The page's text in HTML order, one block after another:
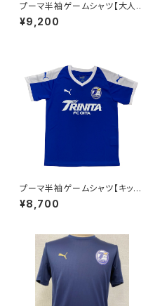
プーマ半袖ゲームシャツ【大人S
～4XL】※受注生産（納期約2か
月）
¥9,200
プーマ半袖ゲームシャツ【キッズ
110～160】※受注生産（納期約
2か月～2.5か月）
¥8,700